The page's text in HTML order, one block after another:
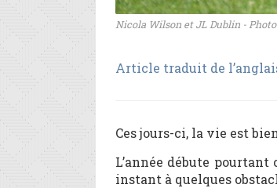
Nicola Wilson et JL Dublin - Photo
Article traduit de
Ces jours-ci, la vie est
L’année débute
instant à quelques